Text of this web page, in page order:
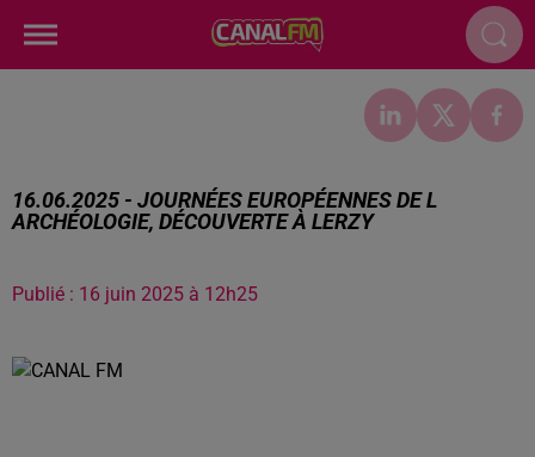
16.06.2025 - JOURNÉES EUROPÉENNES DE L
ARCHÉOLOGIE, DÉCOUVERTE À LERZY
Publié : 16 juin 2025 à 12h25